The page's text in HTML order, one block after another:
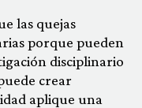
las quejas
porque pueden
disciplinario
crear
aplique una